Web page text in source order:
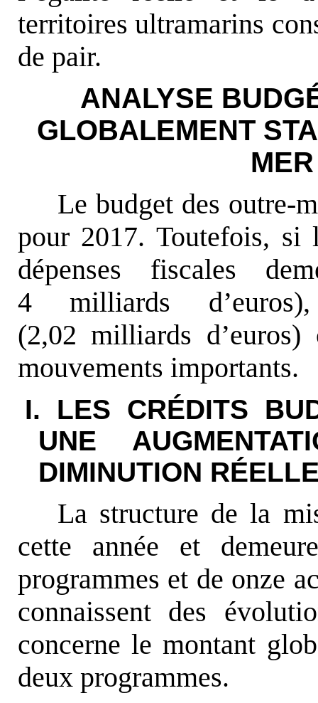
territoires ultramarins
de pair.
ANALYSE
GLOBALEMENT
Le budget des outre-
pour 2017. Toutefois, si
dépenses fiscales
4 milliards
(2,02 milliards
mouvements importants.
I. LES CRÉDITS
UNE
DIMINUTION
La structure de la
cette année et
programmes et de onze
connaissent des
concerne le montant
deux programmes.